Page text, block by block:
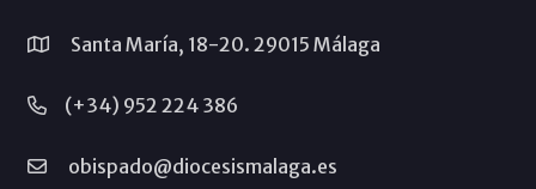
Santa María, 18-20. 29015 Málaga
(+34) 952 224 386
obispado@diocesismalaga.es